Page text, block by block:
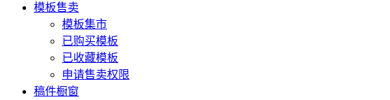
模板售卖
模板集市
已购买模板
已收藏模板
申请售卖权限
稿件橱窗